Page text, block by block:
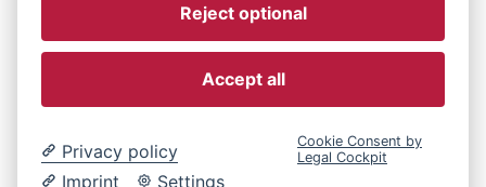
Reject optional
Accept all
Privacy policy
Imprint
Settings
Cookie Consent by
Legal Cockpit